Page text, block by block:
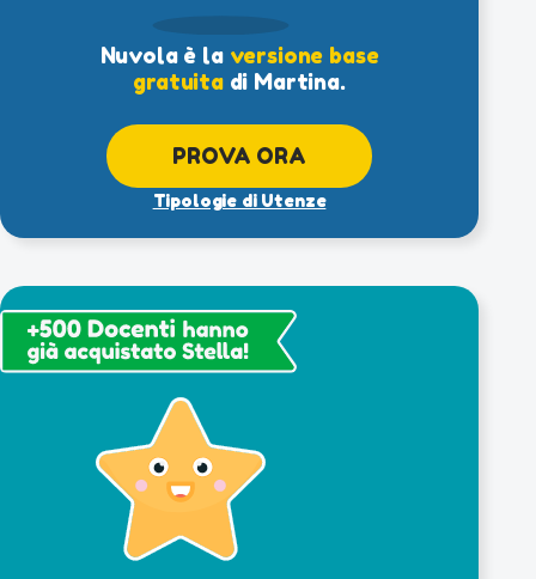
Nuvola è la versione base
gratuitadi Martina.
PROVA ORA
Tipologie di Utenze